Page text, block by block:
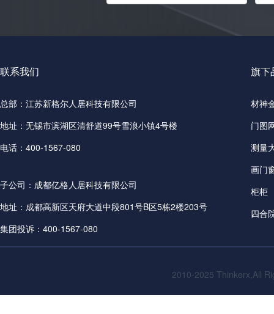
联系我们
总部：江苏新格尔人居科技有限公司
地址：无锡市滨湖区清舒道99号雪浪小镇4号楼
电话：400-1567-080
子公司：成都亿格人居科技有限公司
地址：成都高新区天府大道中段801号B区5栋2楼203号
集团投诉：400-1567-080
旗下
材神
门图
测量
画门
柜柜
四合
2010-2025 Thinkerx,All